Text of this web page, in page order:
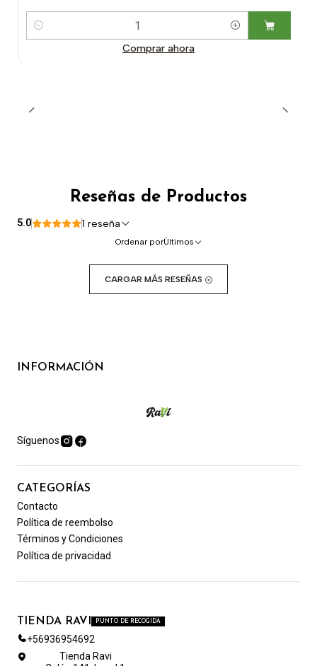
Cantidad
Comprar ahora
Reseñas de Productos
5.0 1 reseña
Ordenar porÚltimos
CARGAR MÁS RESEÑAS
INFORMACIÓN
Síguenos
CATEGORÍAS
Contacto
Política de reembolso
Términos y Condiciones
Política de privacidad
TIENDA RAVI PUNTO DE RECOGIDA
+56936954692
Tienda Ravi